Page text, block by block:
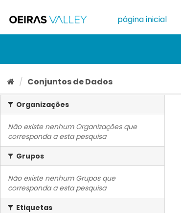
para
conteúdo
página inicial
Conjuntos de Dados
Organizações
Não existe nenhum Organizações que
corresponda a esta pesquisa
Grupos
Não existe nenhum Grupos que
corresponda a esta pesquisa
Etiquetas